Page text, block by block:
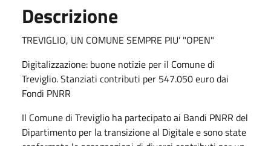
Descrizione
TREVIGLIO, UN COMUNE SEMPRE PIU’ "OPEN"
Digitalizzazione: buone notizie per il Comune di
Treviglio. Stanziati contributi per 547.050 euro dai
Fondi PNRR
Il Comune di Treviglio ha partecipato ai Bandi PNRR del
Dipartimento per la transizione al Digitale e sono state